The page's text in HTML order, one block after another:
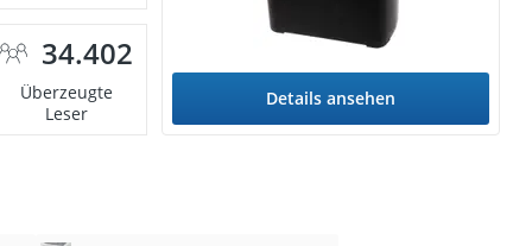
34.402
Überzeugte
Leser
Details ansehen